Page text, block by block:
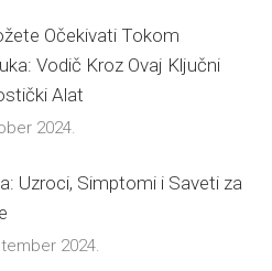
Očekivati Tokom
Vodič Kroz Ovaj Ključni
Alat
2024.
Uzroci, Simptomi i Saveti za
2024.